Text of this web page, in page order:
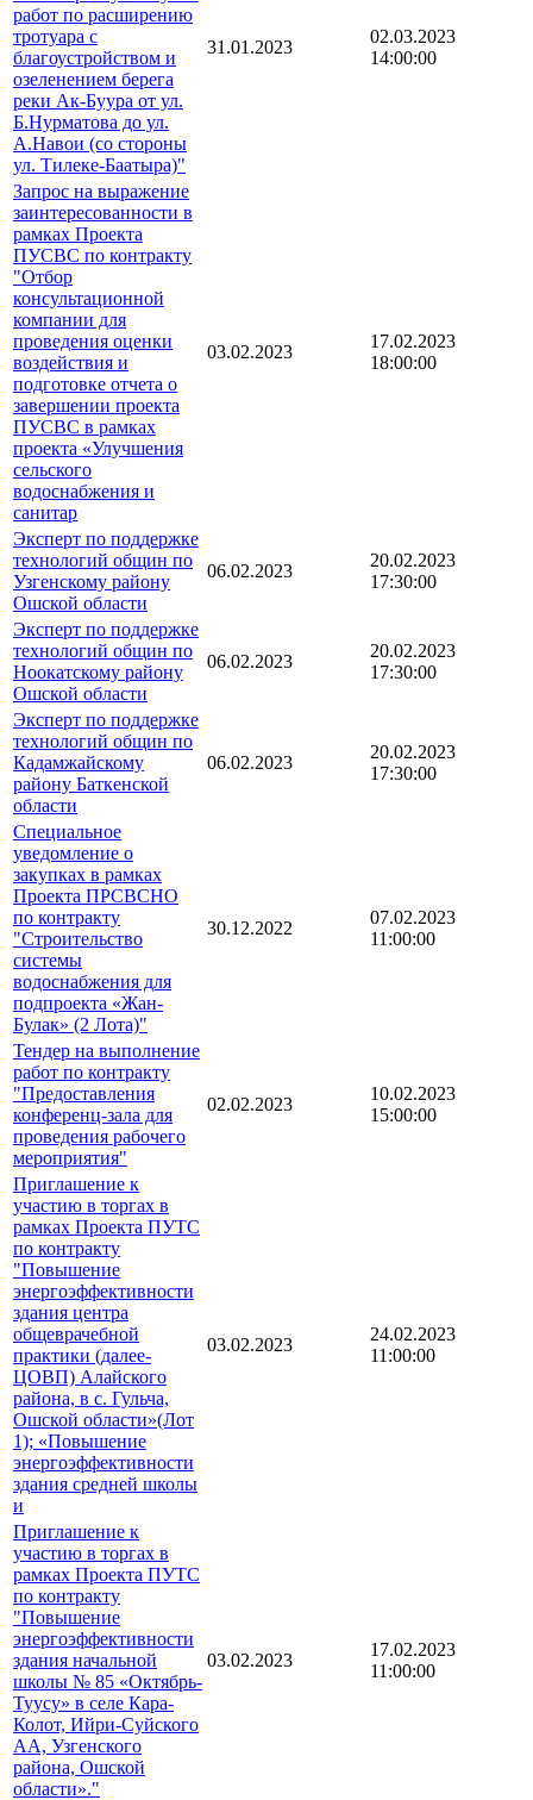
работ по расширению
тротуара с
благоустройством и
озеленением берега
реки Ак-Буура от ул.
Б.Нурматова до ул.
А.Навои (со стороны
ул. Тилеке-Баатыра)"
31.01.2023
02.03.2023
14:00:00
Запрос на выражение
заинтересованности в
рамках Проекта
ПУСВС по контракту
"Отбор
консультационной
компании для
проведения оценки
воздействия и
подготовке отчета о
завершении проекта
ПУСВС в рамках
проекта «Улучшения
сельского
водоснабжения и
санитар
03.02.2023
17.02.2023
18:00:00
Эксперт по поддержке
технологий общин по
Узгенскому району
Ошской области
06.02.2023
20.02.2023
17:30:00
Эксперт по поддержке
технологий общин по
Ноокатскому району
Ошской области
06.02.2023
20.02.2023
17:30:00
Эксперт по поддержке
технологий общин по
Кадамжайскому
району Баткенской
области
06.02.2023
20.02.2023
17:30:00
Специальное
уведомление о
закупках в рамках
Проекта ПРСВСНО
по контракту
"Строительство
системы
водоснабжения для
подпроекта «Жан-
Булак» (2 Лота)"
30.12.2022
07.02.2023
11:00:00
Тендер на выполнение
работ по контракту
"Предоставления
конференц-зала для
проведения рабочего
мероприятия"
02.02.2023
10.02.2023
15:00:00
Приглашение к
участию в торгах в
рамках Проекта ПУТС
по контракту
"Повышение
энергоэффективности
здания центра
общеврачебной
практики (далее-
ЦОВП) Алайского
района, в с. Гульча,
Ошской области»(Лот
1); «Повышение
энергоэффективности
здания средней школы
и
03.02.2023
24.02.2023
11:00:00
Приглашение к
участию в торгах в
рамках Проекта ПУТС
по контракту
"Повышение
энергоэффективности
здания начальной
школы № 85 «Октябрь-
Туусу» в селе Кара-
Колот, Ийри-Суйского
АА, Узгенского
района, Ошской
области»."
03.02.2023
17.02.2023
11:00:00